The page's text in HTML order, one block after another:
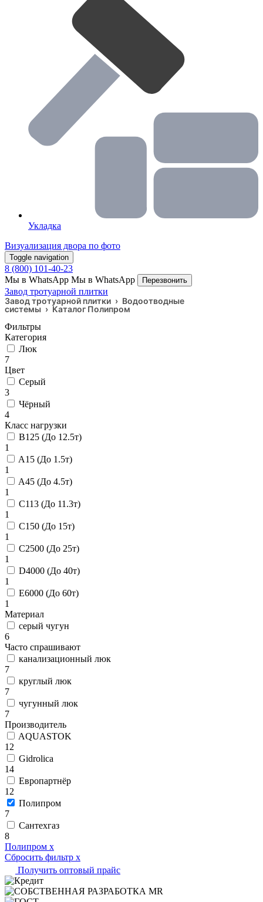
Укладка
Визуализация двора по фото
Toggle navigation
8 (800) 101-40-23
Мы в WhatsApp Мы в WhatsApp Перезвонить
Завод тротуарной плитки
Завод тротуарной плитки › Водоотводные
системы › Каталог Полипром
Фильтры
Категория
Люк
7
Цвет
Серый
3
Чёрный
4
Класс нагрузки
B125 (До 12.5т)
1
A15 (До 1.5т)
1
A45 (До 4.5т)
1
C113 (До 11.3т)
1
C150 (До 15т)
1
C2500 (До 25т)
1
D4000 (До 40т)
1
E6000 (До 60т)
1
Материал
серый чугун
6
Часто спрашивают
канализационный люк
7
круглый люк
7
чугунный люк
7
Производитель
AQUASTOK
12
Gidrolica
14
Европартнёр
12
Полипром
7
Сантехгаз
8
Полипром x
Сбросить фильтр x
Получить оптовый прайс